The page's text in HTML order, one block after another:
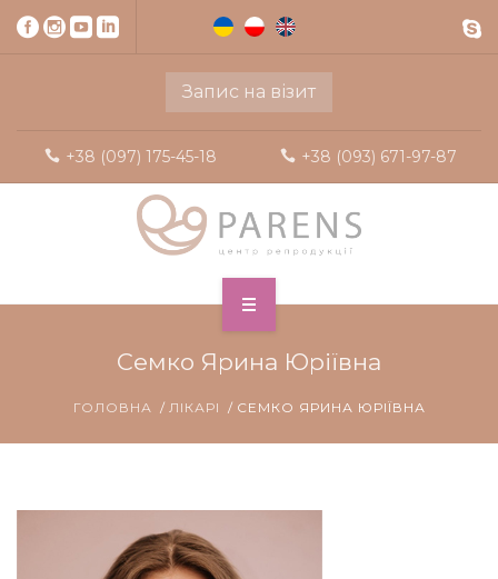
Запис на візит
+38 (097) 175-45-18 +38 (093) 671-97-87
Семко Ярина Юріївна
ГОЛОВНА ЛІКАРІ СЕМКО ЯРИНА ЮРІЇВНА